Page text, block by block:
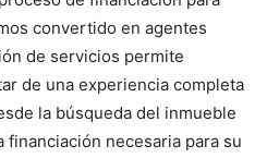
convertido en agentes
de servicios permite
de una experiencia completa
la búsqueda del inmueble
financiación necesaria para su